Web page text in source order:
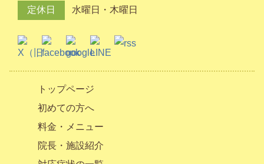
定休日
水曜日・木曜日
トップページ
初めての方へ
料金・メニュー
院長・施設紹介